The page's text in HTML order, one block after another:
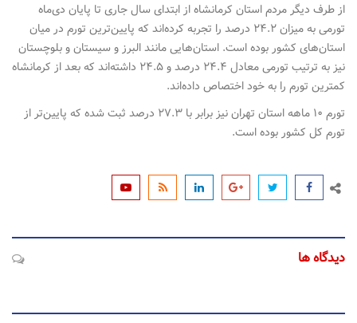
از طرف دیگر مردم استان کرمانشاه از ابتدای سال جاری تا پایان دی‌ماه
تورمی به میزان ۲۴.۲ درصد را تجربه کرده‌اند که پایین‌ترین تورم در میان
استان‌های کشور بوده است. استان‌هایی مانند البرز و سیستان و بلوچستان
نیز به ترتیب تورمی معادل ۲۴.۴ درصد و ۲۴.۵ داشته‌اند که بعد از کرمانشاه
کمترین تورم را به خود اختصاص داده‌اند.
تورم ۱۰ ماهه استان تهران نیز برابر با ۲۷.۳ درصد ثبت شده که پایین‌تر از
تورم کل کشور بوده است.
دیدگاه ها